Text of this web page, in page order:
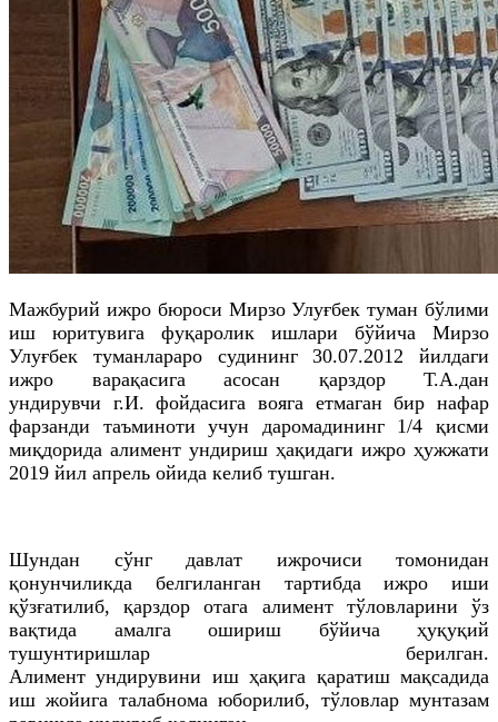
Мажбурий ижро бюроси Мирзо Улуғбек туман бўлими
иш юритувига фуқаролик ишлари бўйича Мирзо
Улуғбек туманлараро судининг 30.07.2012 йилдаги
ижро варақасига асосан қарздор Т.А.дан
ундирувчи г.И. фойдасигавояга етмаган бир нафар
фарзанди таъминоти учун даромадининг 1/4 қисми
миқдорида алимент ундириш ҳақидаги ижро ҳужжати
2019 йил апрель ойида келиб тушган.
Шундан сўнг давлат ижрочиси томонидан
қонунчиликда белгиланган тартибда ижро иши
қўзғатилиб, қарздор отага алимент тўловларини ўз
вақтида амалга ошириш бўйича ҳуқуқий
тушунтиришлар берилган.
Алиментундирувини ишҳақига қаратиш мақсадида
иш жойига талабнома юборилиб, тўловлар мунтазам